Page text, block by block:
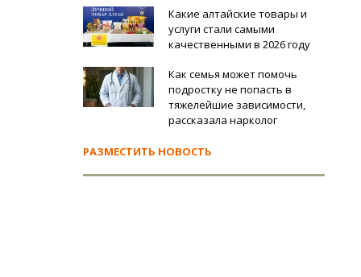
Какие алтайские товары и
услуги стали самыми
качественными в 2026 году
Как семья может помочь
подростку не попасть в
тяжелейшие зависимости,
рассказала нарколог
РАЗМЕСТИТЬ НОВОСТЬ